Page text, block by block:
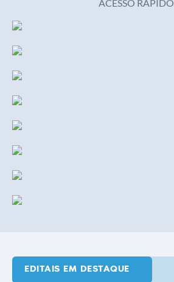
ACESSO RÁPIDO
EDITAIS EM DESTAQUE